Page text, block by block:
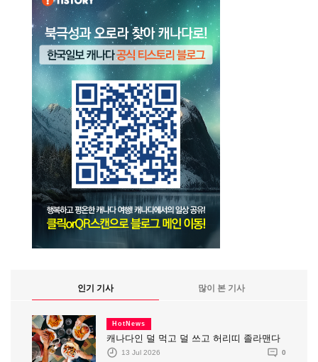
인기 기사 많이 본 기사
HotNews
캐나다인 덜 먹고 덜 쓰고 허리띠 졸라맨다
13 Jul 2026 0